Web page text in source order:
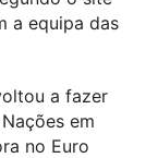
a equipa das
a fazer
em
no Euro